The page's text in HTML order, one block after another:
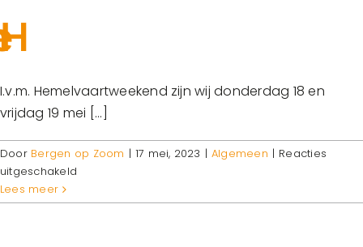
I.v.m. Hemelvaartweekend zijn wij donderdag 18 en
vrijdag 19 mei [...]
Door Bergen op Zoom | 17 mei, 2023 | Algemeen | Reacties
uitgeschakeld
Gesloten
Lees meer